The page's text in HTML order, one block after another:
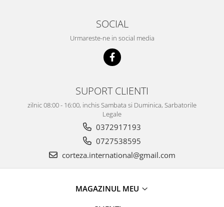
SOCIAL
Urmareste-ne in social media
SUPORT CLIENTI
zilnic 08:00 - 16:00, inchis Sambata si Duminica, Sarbatorile
Legale
0372917193
0727538595
corteza.international@gmail.com
MAGAZINUL MEU